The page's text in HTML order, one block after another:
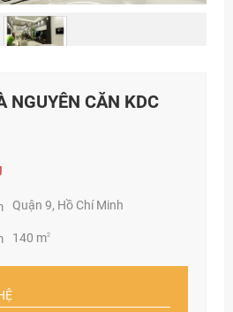
NGUYÊN CĂN KDC
Quận 9, Hồ Chí Minh
140 m2